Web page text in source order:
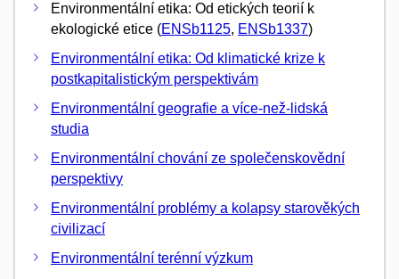
Environmentální etika: Od etických teorií k
ekologické etice (ENSb1125, ENSb1337)
Environmentální etika: Od klimatické krize k
postkapitalistickým perspektivám
Environmentální geografie a více-než-lidská
studia
Environmentální chování ze společenskovědní
perspektivy
Environmentální problémy a kolapsy starověkých
civilizací
Environmentální terénní výzkum